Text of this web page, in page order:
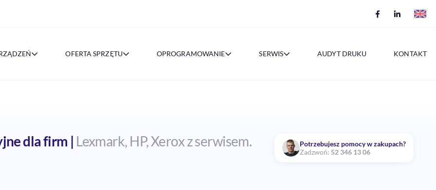
OFERTA SPRZĘTU OPROGRAMOWANIE SERWIS AUDYT DRUKU KONTAKT
dla firm | Lexmark, HP, Xerox z serwisem.
Potrzebujesz pomocy w zakupach?
Zadzwoń: 52 346 13 06